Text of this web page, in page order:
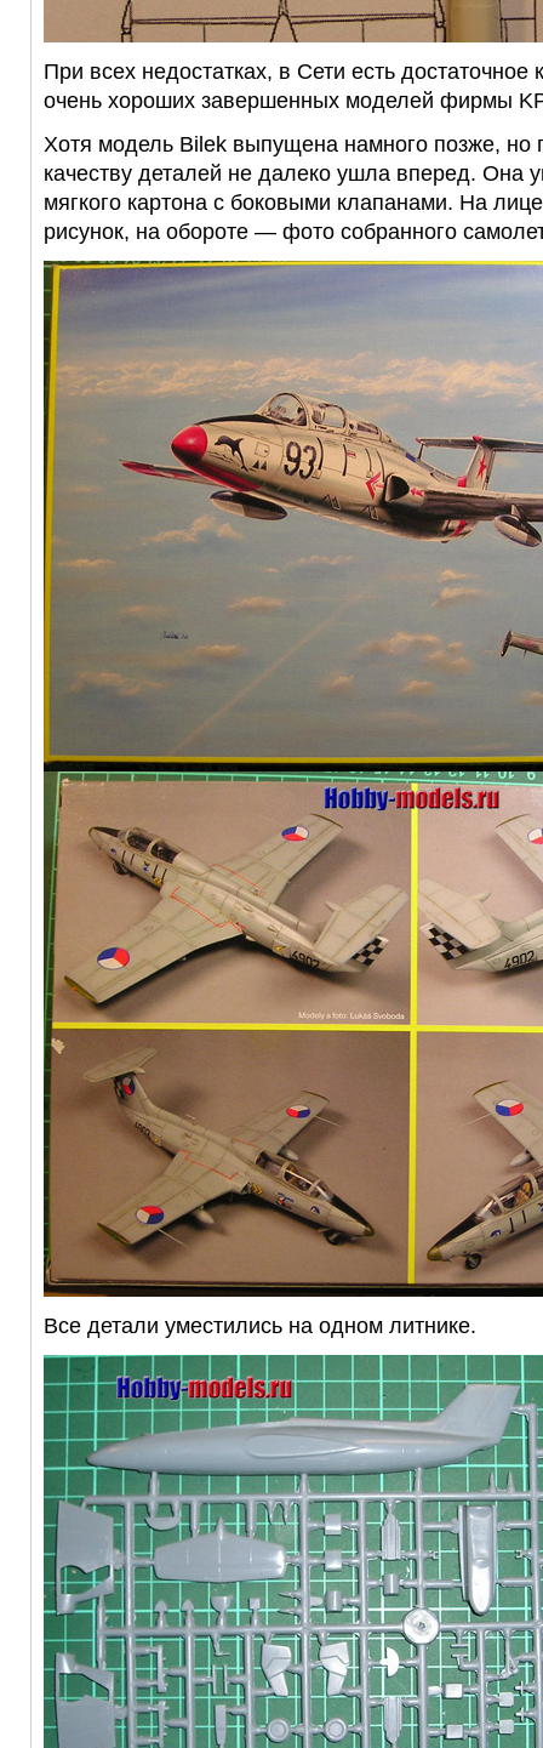
При всех недостатках, в Сети есть достаточное
очень хороших завершенных моделей фирмы
Хотя модель Bilek выпущена намного позже, но
качеству деталей не далеко ушла вперед. Она
мягкого картона с боковыми клапанами. На
рисунок, на обороте — фото собранного
Все детали уместились на одном литнике.